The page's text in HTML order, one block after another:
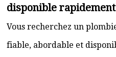
disponible rapidement
Vous recherchez un
fiable, abordable et